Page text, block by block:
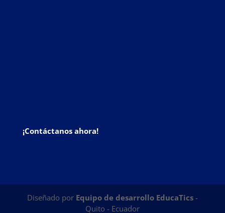
¡Contáctanos ahora!
Diseñado por Equipo de desarrollo EducaTics -
Quito - Ecuador